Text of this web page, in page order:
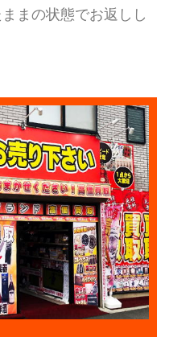
まの状態でお返しし